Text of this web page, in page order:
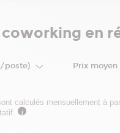
en
poste) Prix
calculés mensuellement à
i